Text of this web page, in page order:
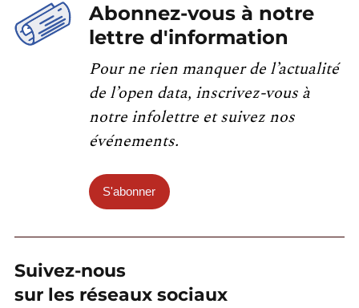
Abonnez-vous à notre
lettre d'information
Pour ne rien manquer de l’actualité
de l’open data, inscrivez-vous à
notre infolettre et suivez nos
événements.
S'abonner
Suivez-nous
sur les réseaux sociaux